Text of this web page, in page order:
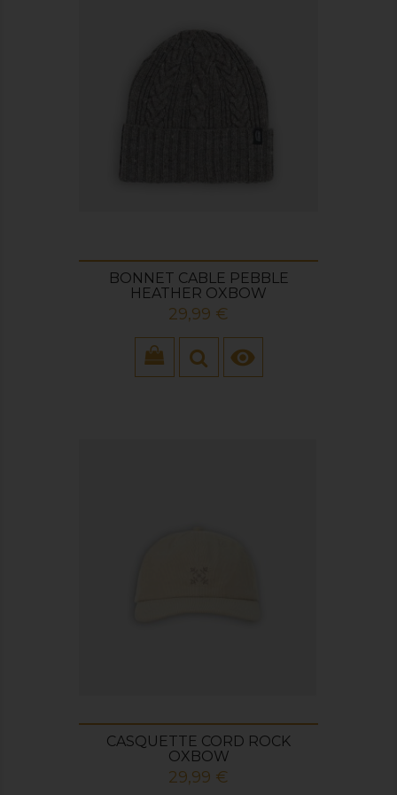
BONNET CABLE PEBBLE
HEATHER OXBOW
Prix
29,99 €

CASQUETTE CORD ROCK
OXBOW
Prix
29,99 €